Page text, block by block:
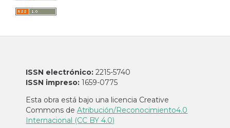
ISSN electrónico: 2215-5740
ISSN impreso: 1659-0775
Esta obra está bajo una licencia Creative
Commons deAtribución/Reconocimiento4.0
Internacional (CC BY 4.0)